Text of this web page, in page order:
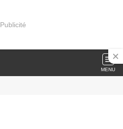
Publicité
MENU